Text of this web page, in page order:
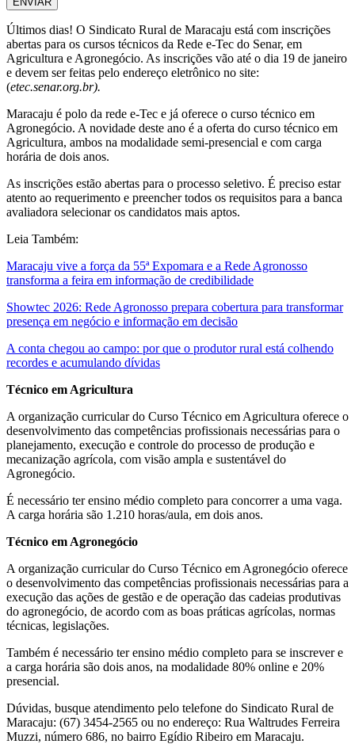
Últimos dias! O Sindicato Rural de Maracaju está com inscrições
abertas para os cursos técnicos da Rede e-Tec do Senar, em
Agricultura e Agronegócio. As inscrições vão até o dia 19 de janeiro
e devem ser feitas pelo endereço eletrônico no site:
(etec.senar.org.br).
Maracaju é polo da rede e-Tec e já oferece o curso técnico em
Agronegócio. A novidade deste ano é a oferta do curso técnico em
Agricultura, ambos na modalidade semi-presencial e com carga
horária de dois anos.
As inscrições estão abertas para o processo seletivo. É preciso estar
atento ao requerimento e preencher todos os requisitos para a banca
avaliadora selecionar os candidatos mais aptos.
Leia Também:
Maracaju vive a força da 55ª Expomara e a Rede Agronosso
transforma a feira em informação de credibilidade
Showtec 2026: Rede Agronosso prepara cobertura para transformar
presença em negócio e informação em decisão
A conta chegou ao campo: por que o produtor rural está colhendo
recordes e acumulando dívidas
Técnico em Agricultura
A organização curricular do Curso Técnico em Agricultura oferece o
desenvolvimento das competências profissionais necessárias para o
planejamento, execução e controle do processo de produção e
mecanização agrícola, com visão ampla e sustentável do
Agronegócio.
É necessário ter ensino médio completo para concorrer a uma vaga.
A carga horária são 1.210 horas/aula, em dois anos.
Técnico em Agronegócio
A organização curricular do Curso Técnico em Agronegócio oferece
o desenvolvimento das competências profissionais necessárias para a
execução das ações de gestão e de operação das cadeias produtivas
do agronegócio, de acordo com as boas práticas agrícolas, normas
técnicas, legislações.
Também é necessário ter ensino médio completo para se inscrever e
a carga horária são dois anos, na modalidade 80% online e 20%
presencial.
Dúvidas, busque atendimento pelo telefone do Sindicato Rural de
Maracaju: (67) 3454-2565 ou no endereço: Rua Waltrudes Ferreira
Muzzi, número 686, no bairro Egídio Ribeiro em Maracaju.